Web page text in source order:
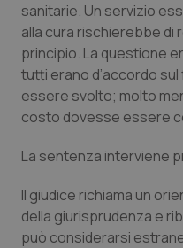
Piemonte
Provincia
Provincia
Sardegna
HIV
Infezioni & Febbre
Ipertensione &
Malattia di Crohn
sanitarie. Un servizio
alla cura rischierebbe di
principio. La questione
tutti erano d’accordo
essere svolto; molto
costo dovesse essere
La sentenza interviene
Il giudice richiama un
della giurisprudenza e
può considerarsi